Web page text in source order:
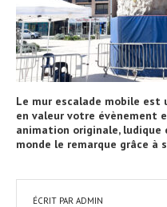
Le mur escalade mobile
en valeur votre évènement
animation originale,
monde le remarque grâce à
ÉCRIT PAR ADMIN